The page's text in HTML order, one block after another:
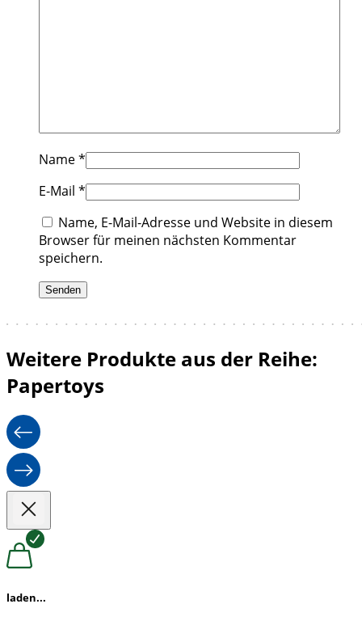
Name*
E-Mail *
Name, E-Mail-Adresse und Website in diesem
Browser für meinen nächsten Kommentar
speichern.
Weitere Produkte aus der Reihe:
Papertoys
laden...